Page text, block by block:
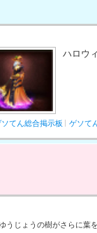
ハロウ
ソてん総合掲示板
うじょうの樹がさらに葉